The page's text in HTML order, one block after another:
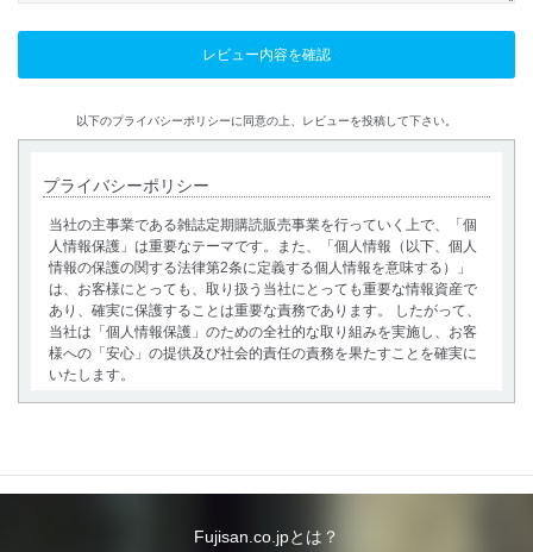
以下のプライバシーポリシーに同意の上、レビューを投稿して下さい。
プライバシーポリシー
当社の主事業である雑誌定期購読販売事業を行っていく上で、「個
人情報保護」は重要なテーマです。また、「個人情報（以下、個人
情報の保護の関する法律第2条に定義する個人情報を意味する）」
は、お客様にとっても、取り扱う当社にとっても重要な情報資産で
あり、確実に保護することは重要な責務であります。 したがって、
当社は「個人情報保護」のための全社的な取り組みを実施し、お客
様への「安心」の提供及び社会的責任の責務を果たすことを確実に
いたします。
確にし、本人の同意を得たうえで利用目的の達成に必要な範囲内で
適法かつ公正な手段によって取得・利用・提供を行います。また、
への提供・開示は行いません。当社においてはこれらの取り組みを
Fujisan.co.jpとは？